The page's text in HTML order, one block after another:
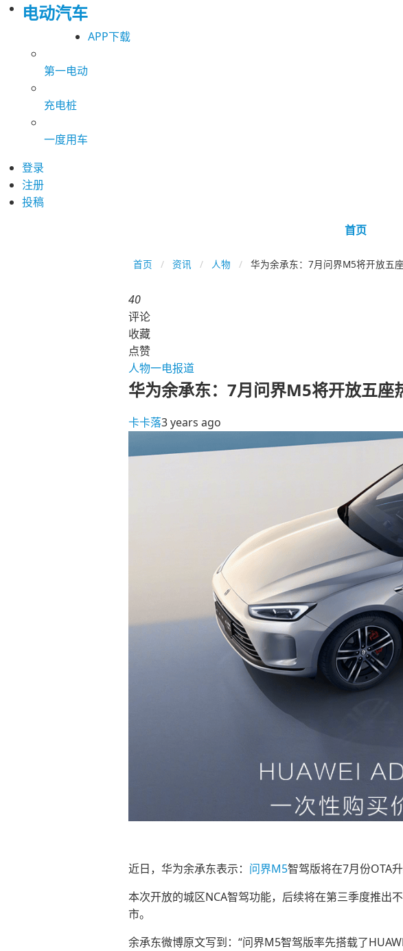
电动汽车
APP下载
第一电动
充电桩
一度用车
登录
注册
投稿
首页
首页 资讯 人物 华为余承东：7月问界M5将开放五
40
评论
收藏
点赞
人物一电报道
华为余承东：7月问界M5将开放五座
卡卡落3 years ago
近日，华为余承东表示： 问界M5智驾版将在7月份OTA
本次开放的城区NCA智驾功能，后续将在第三季度推出
市。
余承东微博原文写到：“问界M5智驾版率先搭载了